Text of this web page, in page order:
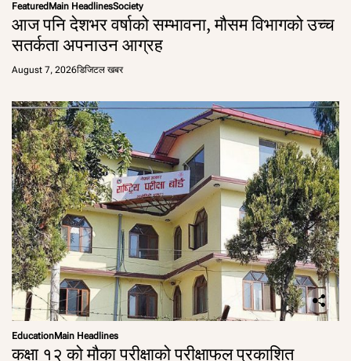
Featured Main HeadlinesSociety
आज पनि देशभर वर्षाको सम्भावना, मौसम विभागको उच्च
सतर्कता अपनाउन आग्रह
August 7, 2026डिजिटल खबर
EducationMain Headlines
कक्षा १२ को मौका परीक्षाको परीक्षाफल प्रकाशित